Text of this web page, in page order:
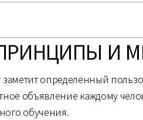
И
определённый
объявление каждому
обучения.